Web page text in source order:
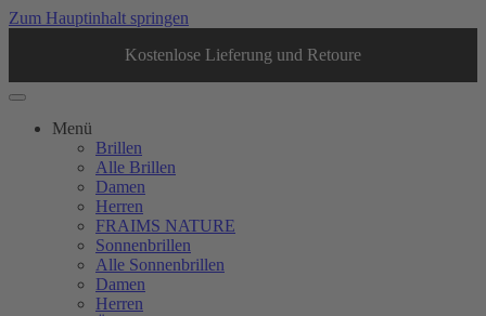
Zum Hauptinhalt springen
Kostenlose Lieferung und Retoure
Menü
Brillen
Alle Brillen
Damen
Herren
FRAIMS NATURE
Sonnenbrillen
Alle Sonnenbrillen
Damen
Herren